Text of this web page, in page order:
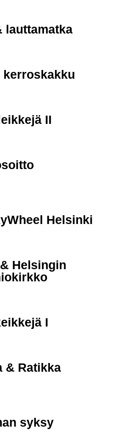
lauttamatka
kerroskakku
II
Helsinki
Helsingin
I
& Ratikka
syksy